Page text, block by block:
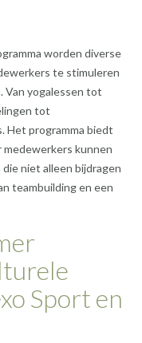
worden diverse
te stimuleren
Van yogalessen tot
tot
Het programma biedt
medewerkers kunnen
niet alleen bijdragen
teambuilding en een
Sport en